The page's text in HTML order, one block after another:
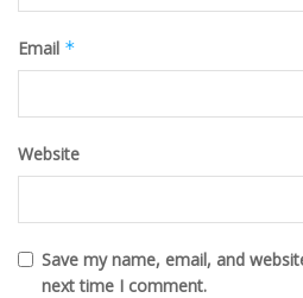
Email *
Website
Save my name, email, and
next time I comment.